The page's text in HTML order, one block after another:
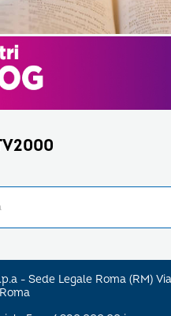
- Sede Legale Roma (RM)